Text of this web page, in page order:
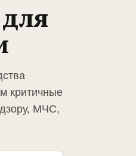
критичные
МЧС,